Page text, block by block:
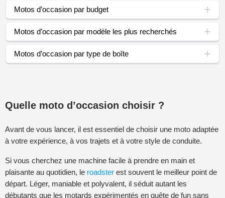
Motos d’occasion par budget
Motos d’occasion par modèle les plus recherchés
Motos d’occasion par type de boîte
Quelle moto d’occasion choisir ?
Avant de vous lancer, il est essentiel de choisir une moto adaptée
à votre expérience, à vos trajets et à votre style de conduite.
Si vous cherchez une machine facile à prendre en main et
plaisante au quotidien, le roadster est souvent le meilleur point de
départ. Léger, maniable et polyvalent, il séduit autant les
débutants que les motards expérimentés en quête de fun sans